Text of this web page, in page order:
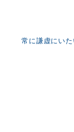
常に謙虚にい